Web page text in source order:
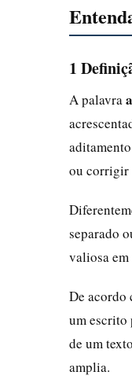
1
A palavra
ou corrigir
separado
valiosa
De acordo
um escrito
de um
amplia.